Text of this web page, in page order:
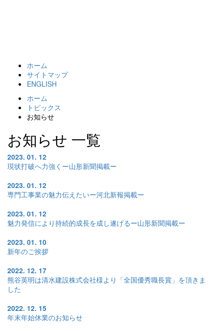
ホーム
サイトマップ
ENGLISH
ホーム
トピックス
お知らせ
お知らせ 一覧
2023. 01. 12
現状打破へ力強くー山形新聞掲載ー
2023. 01. 12
専門工事業の魅力伝えたいー河北新報掲載ー
2023. 01. 12
魅力発信により持続的成長を成し遂げるー山形新聞掲載ー
2023. 01. 10
新年のご挨拶
2022. 12. 17
熊谷英明は清水建設株式会社様より「全国優秀職長賞」を頂きま
した
2022. 12. 15
年末年始休業のお知らせ